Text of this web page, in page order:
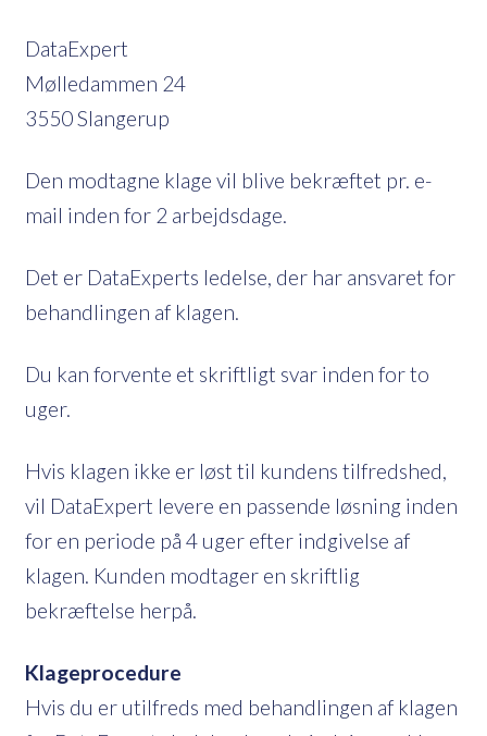
DataExpert
Mølledammen 24
3550 Slangerup
Den modtagne klage vil blive bekræftet pr. e-
mail inden for 2 arbejdsdage.
Det er DataExperts ledelse, der har ansvaret for
behandlingen af klagen.
Du kan forvente et skriftligt svar inden for to
uger.
Hvis klagen ikke er løst til kundens tilfredshed,
vil DataExpert levere en passende løsning inden
for en periode på 4 uger efter indgivelse af
klagen. Kunden modtager en skriftlig
bekræftelse herpå.
Klageprocedure
Hvis du er utilfreds med behandlingen af klagen